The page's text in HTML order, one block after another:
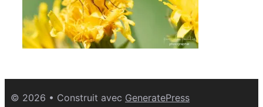
© 2026 • Construit avec GeneratePress